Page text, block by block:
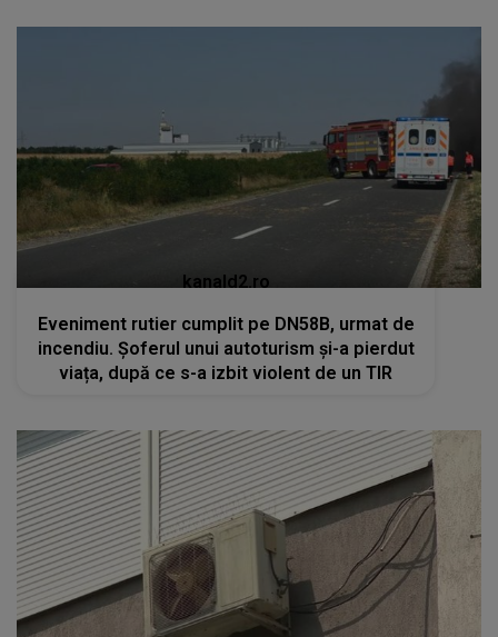
Eveniment rutier cumplit pe DN58B, urmat de
incendiu. Șoferul unui autoturism și-a pierdut
viața, după ce s-a izbit violent de un TIR
kanald2.ro
VIDEOTeama de Legionella îi determină pe
români să renunțe la aerul condiționat în plină
caniculă
RECOMANDĂRI